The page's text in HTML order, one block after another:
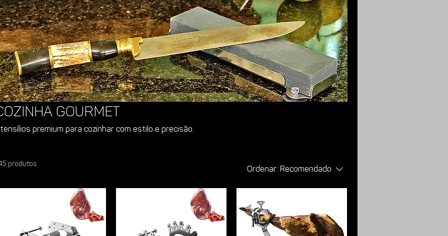
Gourmet
premium para cozinhar com estilo e precisão.
produtos
Ordenar: Recomendado